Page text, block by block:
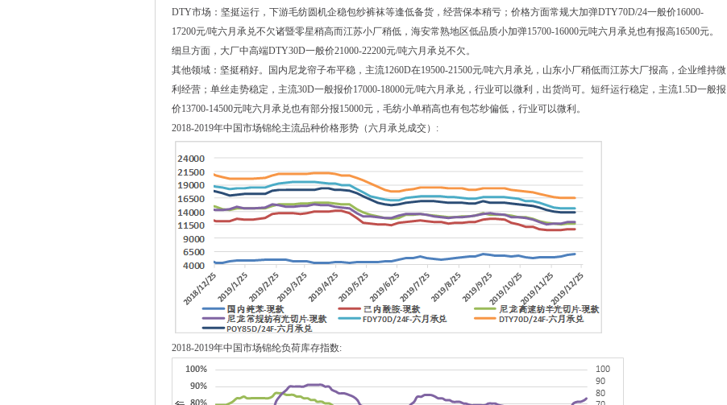
DTY市场：坚挺运行，下游毛纺圆机企稳包纱裤袜等逢低备货，经营保本稍亏；价格方面常规大加弹DTY70D/24一般价16000-
17200元/吨六月承兑不欠诸暨零星稍高而江苏小厂稍低，海安常熟地区低品质小加弹15700-16000元吨六月承兑也有报高16500元。
细旦方面，大厂中高端DTY30D一般价21000-22200元/吨六月承兑不欠。
其他领域：坚挺稍好。国内尼龙帘子布平稳，主流1260D在19500-21500元/吨六月承兑，山东小厂稍低而江苏大厂报高，企业维持微
利经营；单丝走势稳定，主流30D一般报价17000-18000元/吨六月承兑，行业可以微利，出货尚可。短纤运行稳定，主流1.5D一般报
价13700-14500元吨六月承兑也有部分报15000元，毛纺小单稍高也有包芯纱偏低，行业可以微利。
2018-2019年中国市场锦纶主流品种价格形势（六月承兑成交）:
2018-2019年中国市场锦纶负荷库存指数: